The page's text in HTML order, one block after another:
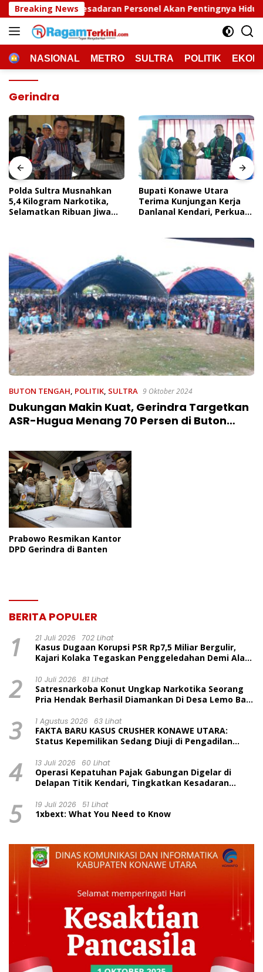
Langsung
ke
konten
Breaking News
Personel Akan Pentingnya Hidup Sehat Polda
HOMENASIONAL METRO SULTRA POLITIK
Gerindra
Polda Sultra Musnahkan
5,4 Kilogram Narkotika,
Selamatkan Ribuan Jiwa
Bupati Konawe Utara
Terima Kunjungan Kerja
Danlanal Kendari, Perkuat
BUTON TENGAH, POLITIK, SULTRA 9 Oktober 2024
Dukungan Makin Kuat, Gerindra Targetkan
ASR-Hugua Menang 70 Persen di Buton
Prabowo Resmikan Kantor
DPD Gerindra di Banten
BERITA POPULER
1 21 Juli 2026 702 Lihat
Kasus Dugaan Korupsi PSR Rp7,5 Miliar Bergulir,
Kajari Kolaka Tegaskan Penggeledahan Demi Alat
2 10 Juli 2026 81 Lihat
Satresnarkoba Konut Ungkap Narkotika Seorang
Pria Hendak Berhasil Diamankan Di Desa Lemo Bajo
3 1 Agustus 2026 63 Lihat
FAKTA BARU KASUS CRUSHER KONAWE UTARA:
Status Kepemilikan Sedang Diuji di Pengadilan
Dinilai Prematur
4 13 Juli 2026 60 Lihat
Operasi Kepatuhan Pajak Gabungan Digelar di
Delapan Titik Kendari, Tingkatkan Kesadaran
5 19 Juli 2026 51 Lihat
1xbext: What You Need to Know